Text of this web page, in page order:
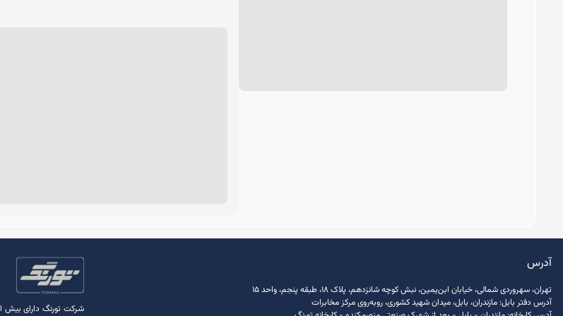
آدرس
تهران، سهروردی شمالی، خیابان ابن‌یمین، نبش کوچه شانزدهم، پلاک ۱۸، طبقه پنجم، واحد ۱۵
آدرس دفتر بابل: مازندران، بابل، میدان شهید کشوری، روبه‌روی مرکز مخابرات